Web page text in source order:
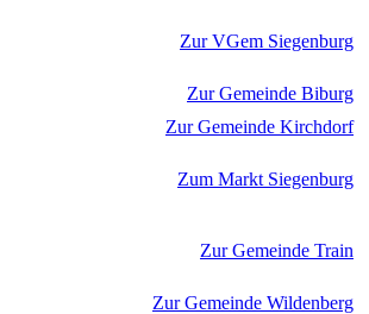
Zur VGem Siegenburg
Zur Gemeinde Biburg
Zur Gemeinde Kirchdorf
Zum Markt Siegenburg
Zur Gemeinde Train
Zur Gemeinde Wildenberg